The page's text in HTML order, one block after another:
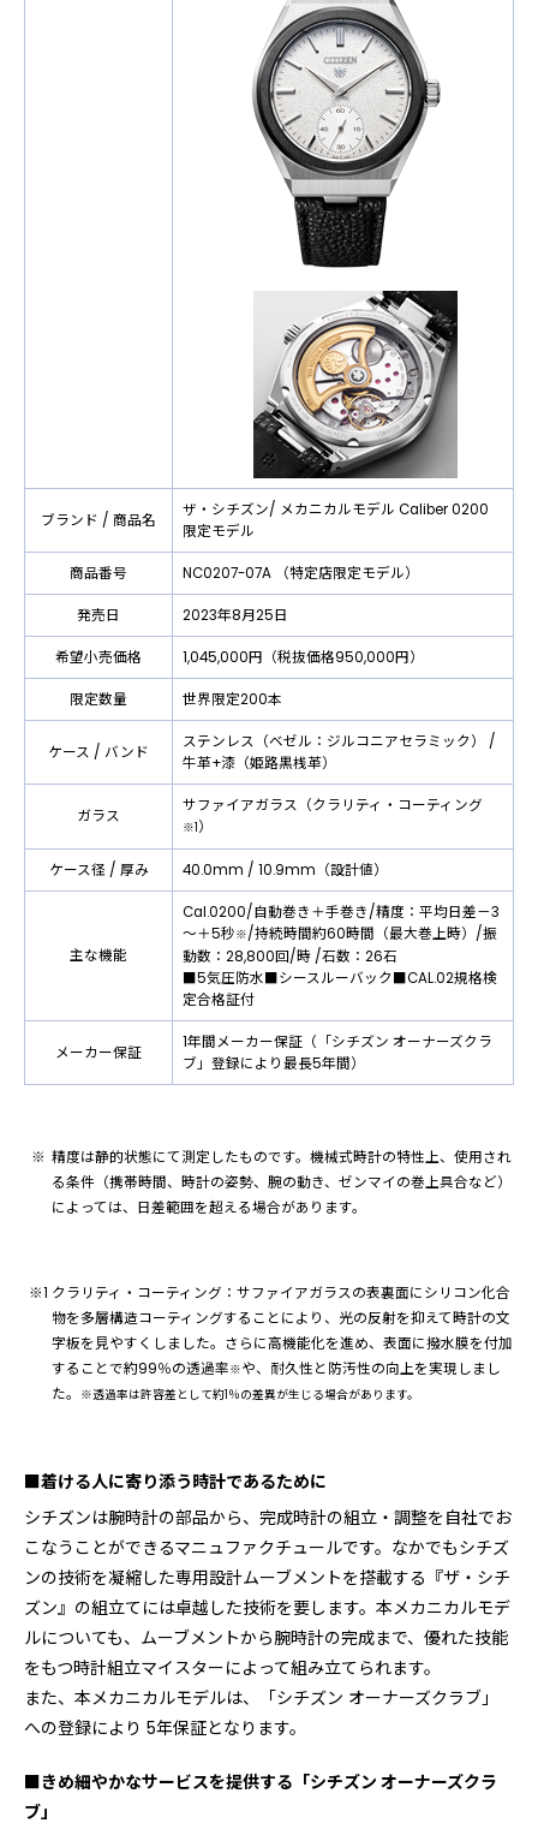
ブランド / 商品名
ザ・シチズン/ メカニカルモデル Caliber 0200
限定モデル
商品番号 NC0207-07A （特定店限定モデル）
発売日 2023年8月25日
希望小売価格 1,045,000円（税抜価格950,000円）
限定数量 世界限定200本
ケース / バンド
ステンレス（ベゼル：ジルコニアセラミック） /
牛革+漆（姫路黒桟革）
ガラス
サファイアガラス（クラリティ・コーティング
※1）
ケース径 / 厚み 40.0mm / 10.9mm（設計値）
主な機能
Cal.0200/自動巻き＋手巻き/精度：平均日差－3
～＋5秒※/持続時間約60時間（最大巻上時）/振
動数：28,800回/時 /石数：26石
■5気圧防水■シースルーバック■CAL.02規格検
定合格証付
メーカー保証
1年間メーカー保証（「シチズン オーナーズクラ
ブ」登録により最長5年間）
精度は静的状態にて測定したものです。機械式時計の特性上、使用され
る条件（携帯時間、時計の姿勢、腕の動き、ゼンマイの巻上具合など）
によっては、日差範囲を超える場合があります。
クラリティ・コーティング：サファイアガラスの表裏⾯にシリコン化合
物を多層構造コーティングすることにより、光の反射を抑えて時計の文
字板を見やすくしました。さらに高機能化を進め、表面に撥水膜を付加
することで約99％の透過率※や、耐久性と防汚性の向上を実現しまし
た。
※透過率は許容差として約1％の差異が生じる場合があります。
■着ける人に寄り添う時計であるために
シチズンは腕時計の部品から、完成時計の組立・調整を自社でお
こなうことができるマニュファクチュールです。なかでもシチズ
ンの技術を凝縮した専用設計ムーブメントを搭載する『ザ・シチ
ズン』の組立てには卓越した技術を要します。本メカニカルモデ
ルについても、ムーブメントから腕時計の完成まで、優れた技能
をもつ時計組立マイスターによって組み立てられます。
また、本メカニカルモデルは、「シチズン オーナーズクラブ」
への登録により 5年保証となります。
■きめ細やかなサービスを提供する「シチズン オーナーズクラ
ブ」